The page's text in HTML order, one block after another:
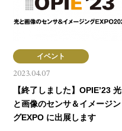
イベント
2023.04.07
【終了しました】OPIE’23 光
と画像のセンサ＆イメージン
グEXPO に出展します